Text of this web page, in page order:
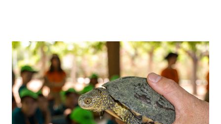
pensado para que los visitantes se adentren en la parte más
salvaje del área. Según la información oficial del parque, el
sendero ofrece: Pasarelas flotantes sobre zonas de
vegetación. Puentes de red y rampas de madera para
superar pequeños retos. Miradores elevados para
contemplar la selva desde otra perspectiva. Sonidos